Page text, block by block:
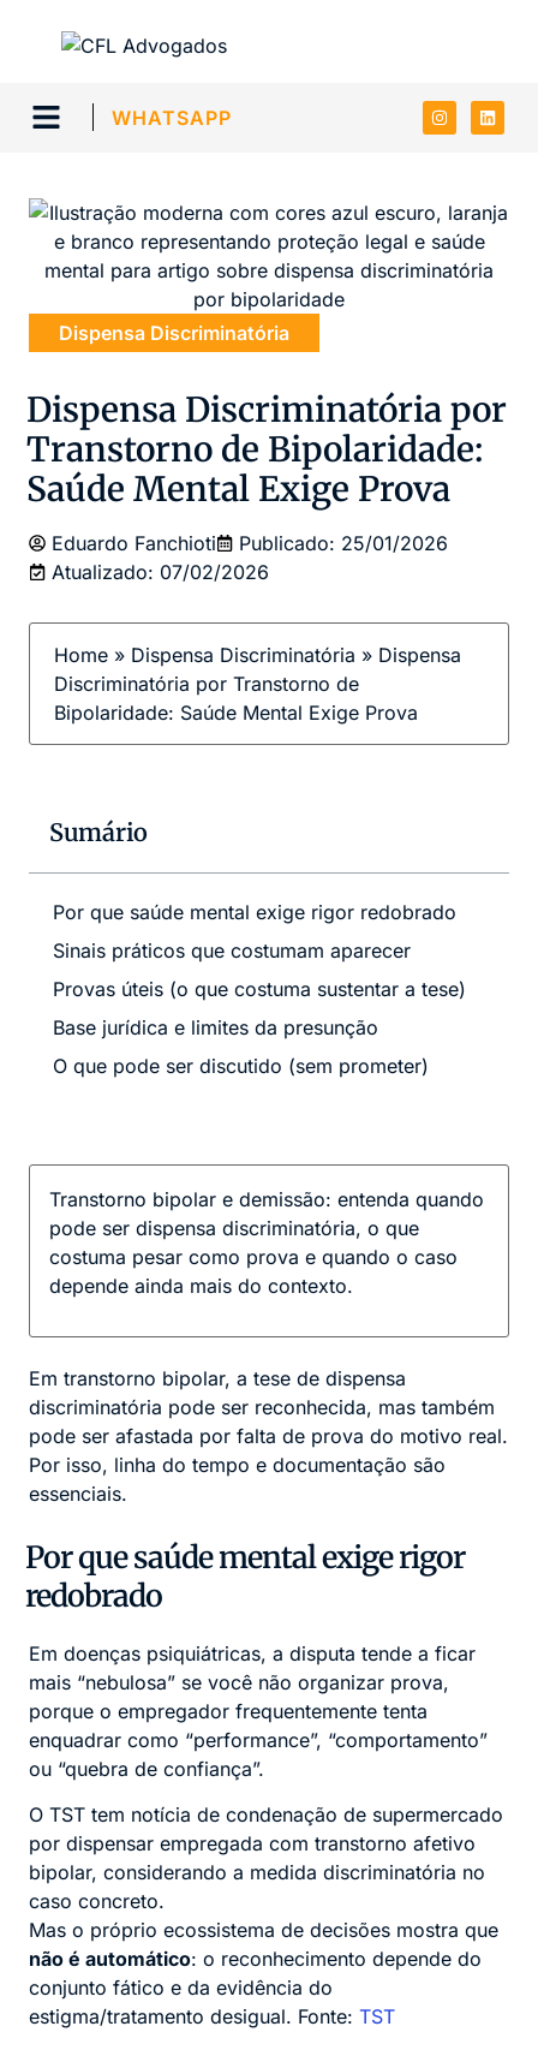
WHATSAPP
Dispensa Discriminatória
Dispensa Discriminatória por
Transtorno de Bipolaridade:
Saúde Mental Exige Prova
Eduardo Fanchioti Publicado: 25/01/2026
Atualizado: 07/02/2026
Home » Dispensa Discriminatória » Dispensa
Discriminatória por Transtorno de
Bipolaridade: Saúde Mental Exige Prova
Sumário
Por que saúde mental exige rigor redobrado
Sinais práticos que costumam aparecer
Provas úteis (o que costuma sustentar a tese)
Base jurídica e limites da presunção
O que pode ser discutido (sem prometer)
Transtorno bipolar e demissão: entenda quando
pode ser dispensa discriminatória, o que
costuma pesar como prova e quando o caso
depende ainda mais do contexto.
Em transtorno bipolar, a tese de dispensa
discriminatória pode ser reconhecida, mas também
pode ser afastada por falta de prova do motivo real.
Por isso, linha do tempo e documentação são
essenciais.
Por que saúde mental exige rigor
redobrado
Em doenças psiquiátricas, a disputa tende a ficar
mais “nebulosa” se você não organizar prova,
porque o empregador frequentemente tenta
enquadrar como “performance”, “comportamento”
ou “quebra de confiança”.
O TST tem notícia de condenação de supermercado
por dispensar empregada com transtorno afetivo
bipolar, considerando a medida discriminatória no
caso concreto.
Mas o próprio ecossistema de decisões mostra que
não é automático: o reconhecimento depende do
conjunto fático e da evidência do
estigma/tratamento desigual. Fonte: TST